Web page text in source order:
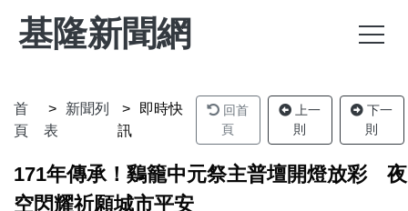
基隆新聞網
首
頁
新聞列
表
即時快
訊
回首
頁
上一
則
下一
則
171年傳承！鷄籠中元祭主普壇開燈放彩 夜
空閃耀祈願城市平安